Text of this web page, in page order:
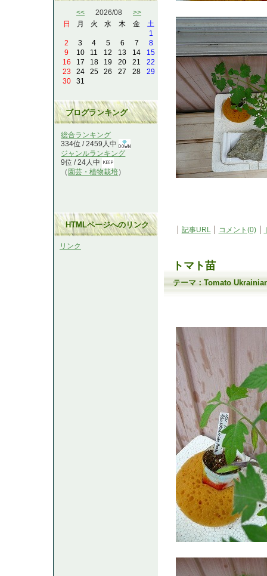
記事URL コメント(0)
トマト苗
テーマ：Tomato
<< 2026/08 >>
日
月 火 水 木 金
土
1
2
3 4 5 6 7
8
9
10 11 12 13 14
15
16
17 18 19 20 21
22
23
24 25 26 27 28
29
30
31
ブログランキング
総合ランキング
334位 / 2459人中
ジャンルランキング
9位 / 24人中
（ 園芸・植物栽培）
HTMLページへのリンク
リンク